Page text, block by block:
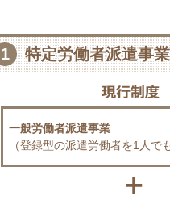
1 特定労働者派遣事
一般労働者派遣事業
（登録型の派遣労働者を1人で